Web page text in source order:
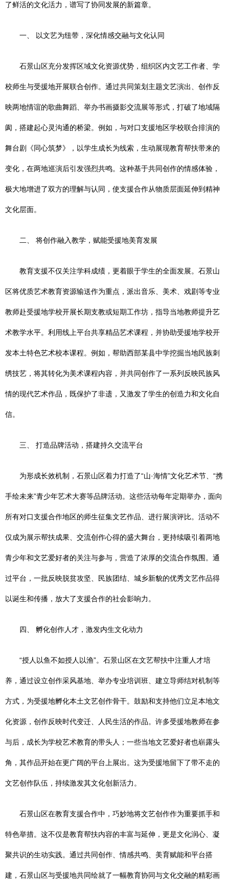
了鲜活的文化活力，谱写了协同发展的新篇章。
一、 以文艺为纽带，深化情感交融与文化认同
石景山区充分发挥区域文化资源优势，组织区内文艺工作者、学
校师生与受援地开展联合创作。通过共同策划主题文艺演出、创作反
映两地情谊的歌曲舞蹈、举办书画摄影交流展等形式，打破了地域隔
阂，搭建起心灵沟通的桥梁。例如，与对口支援地区学校联合排演的
舞台剧《同心筑梦》，以学生成长为线索，生动展现教育帮扶带来的
变化，在两地巡演后引发强烈共鸣。这种基于共同创作的情感体验，
极大地增进了双方的理解与认同，使支援合作从物质层面延伸到精神
文化层面。
二、 将创作融入教学，赋能受援地美育发展
教育支援不仅关注学科成绩，更着眼于学生的全面发展。石景山
区将优质艺术教育资源输送作为重点，派出音乐、美术、戏剧等专业
教师赴受援地学校开展长期支教或短期工作坊，指导当地教师提升艺
术教学水平。利用线上平台共享精品艺术课程，并协助受援地学校开
发本土特色艺术校本课程。例如，帮助西部某县中学挖掘当地民族刺
绣技艺，将其转化为美术课程内容，并共同创作了一系列反映民族风
情的现代艺术作品，既保护了非遗，又激发了学生的创造力和文化自
信。
三、 打造品牌活动，搭建持久交流平台
为形成长效机制，石景山区着力打造了“山·海情”文化艺术节、“携
手绘未来”青少年艺术大赛等品牌活动。这些活动每年定期举办，面向
所有对口支援合作地区的师生征集文艺作品、进行展演评比。活动不
仅成为展示帮扶成果、交流创作心得的盛大舞台，更持续吸引着两地
青少年和文艺爱好者的关注与参与，营造了浓厚的交流合作氛围。通
过平台，一批反映脱贫攻坚、民族团结、城乡新貌的优秀文艺作品得
以诞生和传播，放大了支援合作的社会影响力。
四、 孵化创作人才，激发内生文化动力
“授人以鱼不如授人以渔”。石景山区在文艺帮扶中注重人才培
养，通过设立创作采风基地、举办专业培训班、建立导师结对机制等
方式，为受援地孵化本土文艺创作骨干。鼓励和支持他们立足本地文
化资源，创作反映时代变迁、人民生活的作品。许多受援地教师在参
与后，成长为学校艺术教育的带头人；一些当地文艺爱好者也崭露头
角，其作品开始在更广阔的平台上展出。这为受援地留下了带不走的
文艺创作队伍，持续激发其文化创新活力。
石景山区在教育支援合作中，巧妙地将文艺创作作为重要抓手和
特色举措。这不仅是教育帮扶内容的丰富与延伸，更是文化润心、凝
聚共识的生动实践。通过共同创作、情感共鸣、美育赋能和平台搭
建，石景山区与受援地共同绘就了一幅教育协同与文化交融的精彩画